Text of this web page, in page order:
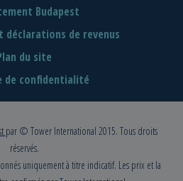
Budapest
de revenus
du site
de confidentialité
par © Tower International 2015. Tous droits
réservés.
uniquement à titre indicatif. Les prix et la